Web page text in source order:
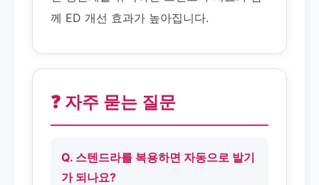
께 ED 개선 효과가 높아집니다.
❓ 자주 묻는 질문
Q. 스텐드라를 복용하면 자동으로 발기
가 되나요?